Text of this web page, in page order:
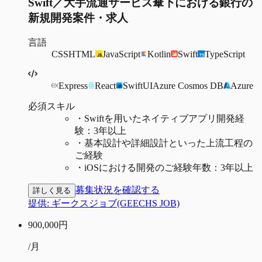
Swift／大手流通サービス傘下における銀行の
新規開発案件・求人
言語
CSSHTML JavaScript Kotlin Swift TypeScript
Express React SwiftUIAzure Cosmos DB Azure
必須スキル
・ Swiftを用いたネイティブアプリ開発経
験：3年以上
・ 基本設計や詳細設計といった上流工程の
ご経験
・ iOSにおける開発のご経験年数：3年以上
詳しく見る 募集状況を確認する
提供: ギークスジョブ(GEECHS JOB)
900,000円
/月